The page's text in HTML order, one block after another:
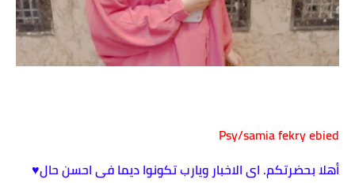
Psy/samia fekry ebied
أهلا بحضرتكم. اى الاخبار ويارب تكونوا ديما فى احسن حال♥️